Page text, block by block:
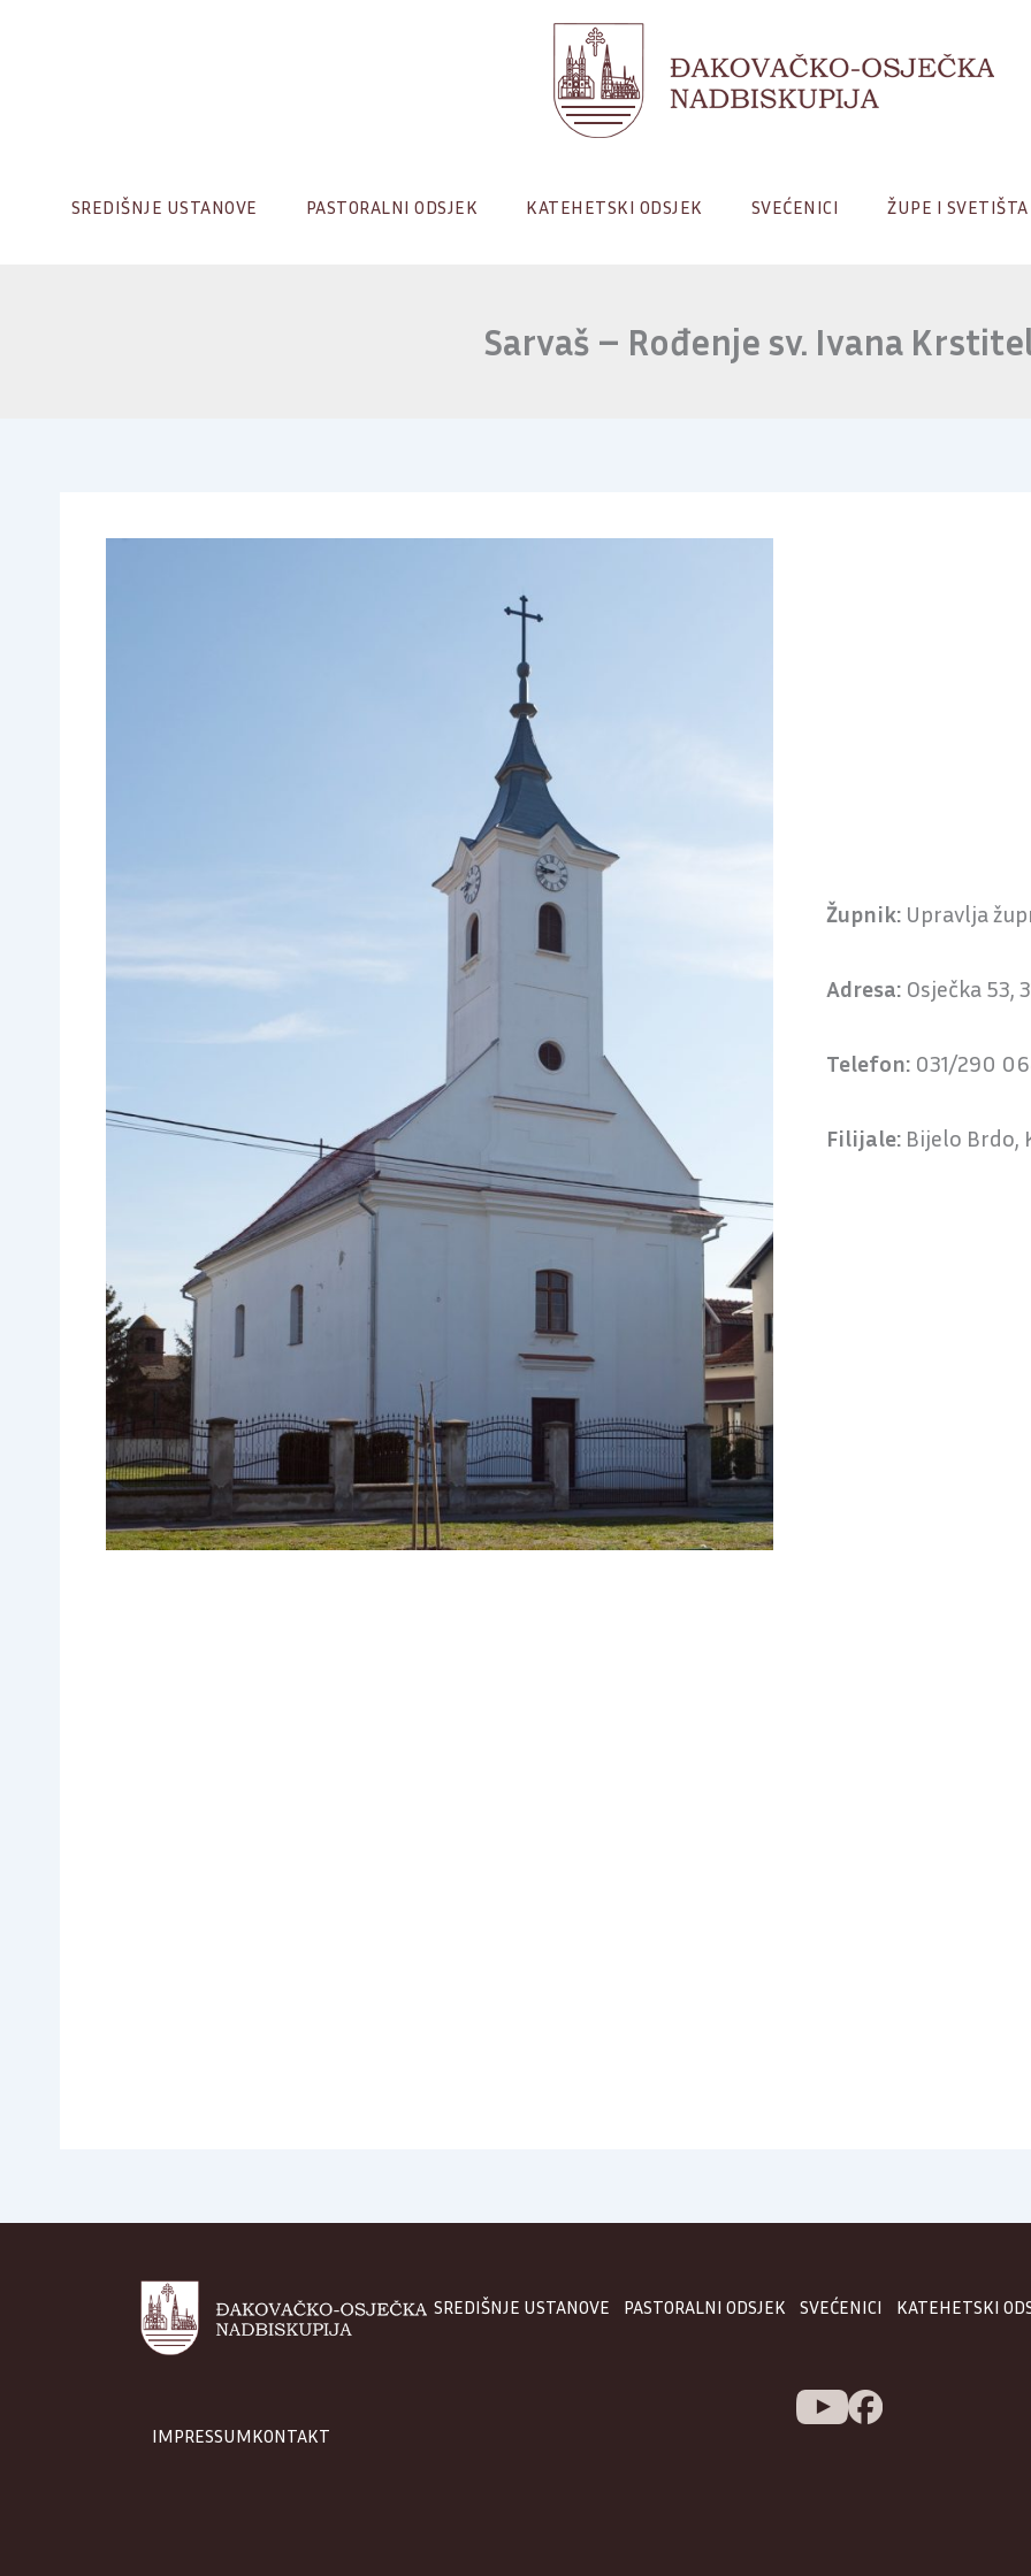
SREDIŠNJE USTANOVE PASTORALNI ODSJEK KATEHETSKI ODSJEK SVEĆENICI ŽUPE I SVETIŠTA
Sarvaš – Rođenje sv. Ivana
Župnik: Upravlja
Adresa: Osječka 53,
Telefon: 031/290
Filijale: Bijelo Brdo,
SREDIŠNJE USTANOVE PASTORALNI ODSJEK SVEĆENICI KATEHETSKI
IMPRESSUMKONTAKT